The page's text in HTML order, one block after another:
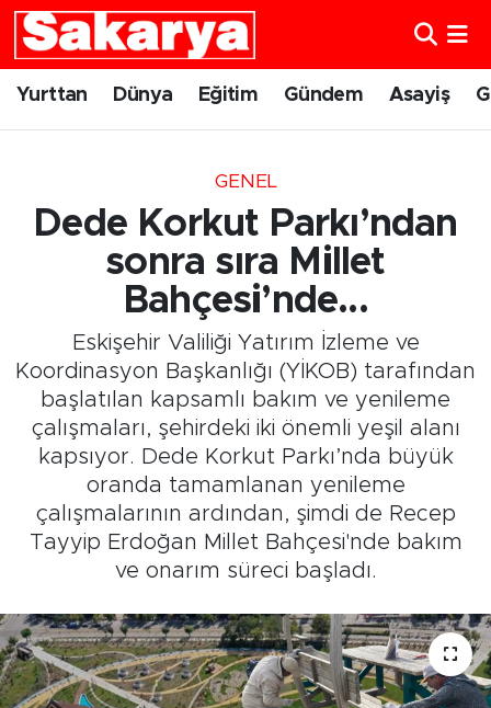
Yurttan Dünya Eğitim Gündem Asayiş
GENEL
Dede Korkut Parkı’ndan
sonra sıra Millet
Bahçesi’nde...
Eskişehir Valiliği Yatırım İzleme ve
Koordinasyon Başkanlığı (YİKOB) tarafından
başlatılan kapsamlı bakım ve yenileme
çalışmaları, şehirdeki iki önemli yeşil alanı
kapsıyor. Dede Korkut Parkı’nda büyük
oranda tamamlanan yenileme
çalışmalarının ardından, şimdi de Recep
Tayyip Erdoğan Millet Bahçesi'nde bakım
ve onarım süreci başladı.
Yurttan
Gündem
Eskişehirspor
Spor
Sağlık
Kültür Sanat
Tarihçe
Söyleşi
Foto Şaka
Eskişehir Nöbetçi Eczaneler
Eskişehir Trafik Yoğunluk Haritası
Süper Lig Puan Durumu ve Fikstür
Tüm Manşetler
Son Dakika Haberleri
Haber Arşivi